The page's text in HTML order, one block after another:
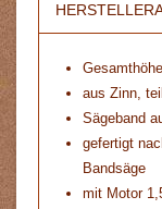
aus Zinn,
Sägeband
gefertigt
Bandsäge
mit Motor